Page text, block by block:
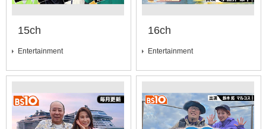
15ch
Entertainment
16ch
Entertainment